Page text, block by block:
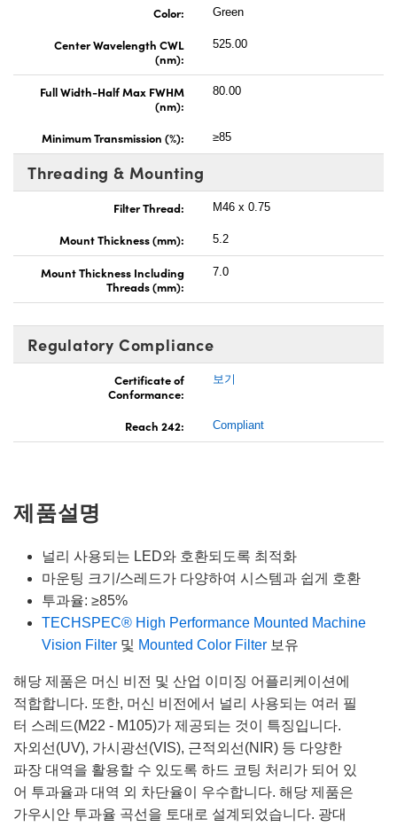
Color: Green
Center Wavelength CWL
(nm):
525.00
Full Width-Half Max FWHM
(nm):
80.00
Minimum Transmission (%): ≥85
Threading & Mounting
Filter Thread: M46 x 0.75
Mount Thickness (mm): 5.2
Mount Thickness Including
Threads (mm):
7.0
Regulatory Compliance
Certificate of
Conformance:
보기
Reach 242: Compliant
제품설명
널리 사용되는 LED와 호환되도록 최적화
마운팅 크기/스레드가 다양하여 시스템과 쉽게 호환
투과율: ≥85%
TECHSPEC® High Performance Mounted Machine
Vision Filter 및 Mounted Color Filter 보유
해당 제품은 머신 비전 및 산업 이미징 어플리케이션에
적합합니다. 또한, 머신 비전에서 널리 사용되는 여러 필
터 스레드(M22 - M105)가 제공되는 것이 특징입니다.
자외선(UV), 가시광선(VIS), 근적외선(NIR) 등 다양한
파장 대역을 활용할 수 있도록 하드 코팅 처리가 되어 있
어 투과율과 대역 외 차단율이 우수합니다. 해당 제품은
가우시안 투과율 곡선을 토대로 설계되었습니다. 광대